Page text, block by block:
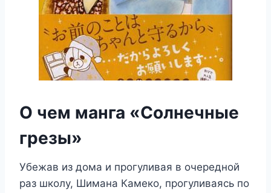
О чем манга «Солнечные
грезы»
Убежав из дома и прогуливая в очередной
раз школу, Шимана Камеко, прогуливаясь по